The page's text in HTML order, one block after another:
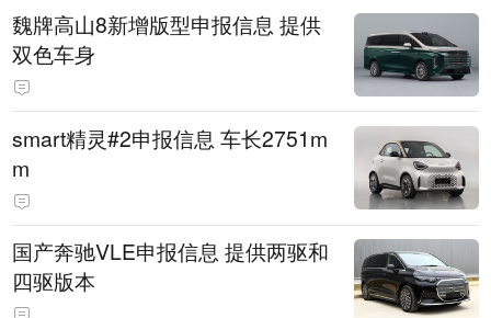
魏牌高山8新增版型申报信息 提供
双色车身
smart精灵#2申报信息 车长2751m
m
国产奔驰VLE申报信息 提供两驱和
四驱版本